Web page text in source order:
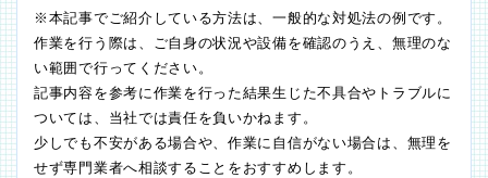
※本記事でご紹介している方法は、一般的な対処法の例です。
作業を行う際は、ご自身の状況や設備を確認のうえ、無理のな
い範囲で行ってください。
記事内容を参考に作業を行った結果生じた不具合やトラブルに
ついては、当社では責任を負いかねます。
少しでも不安がある場合や、作業に自信がない場合は、無理を
せず専門業者へ相談することをおすすめします。